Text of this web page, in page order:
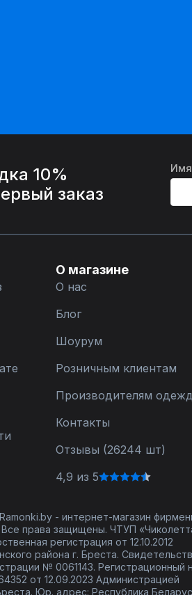
10%
заказ
Имя
О магазине
О нас
Блог
Шоурум
Розничным клиентам
Производителям
Контакты
Отзывы (26244 шт)
4,9 из 5
- интернет-магазин
права защищены. ЧТУП
регистрация от 12.10.2012
района г. Бреста.
№ 0061143. Регистрационный
от 12.09.2023 Администрацией
Юр. адрес: Республика